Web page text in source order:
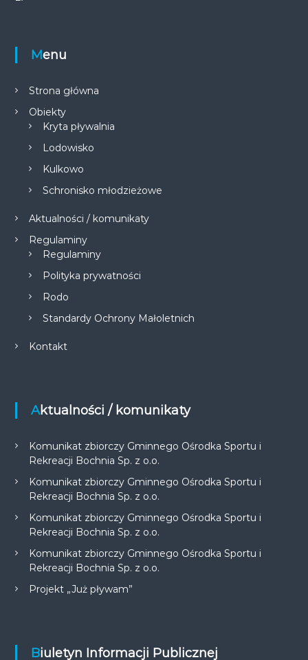
Menu
Strona główna
Obiekty
Kryta pływalnia
Lodowisko
Kulkowo
Schronisko młodzieżowe
Aktualności / komunikaty
Regulaminy
Regulaminy
Polityka prywatności
Rodo
Standardy Ochrony Małoletnich
Kontakt
Aktualności / komunikaty
Komunikat zbiorczy Gminnego Ośrodka Sportu i
Rekreacji Bochnia Sp. z o.o.
Komunikat zbiorczy Gminnego Ośrodka Sportu i
Rekreacji Bochnia Sp. z o.o.
Komunikat zbiorczy Gminnego Ośrodka Sportu i
Rekreacji Bochnia Sp. z o.o.
Komunikat zbiorczy Gminnego Ośrodka Sportu i
Rekreacji Bochnia Sp. z o.o.
Projekt „Już pływam”
Biuletyn Informacji Publicznej